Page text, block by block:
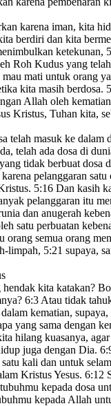
karena iman, kita
berdiri dan kita
ketekunan,
Roh Kudus yang
mau mati untuk orang
kita masih berdosa.
Allah oleh
Kristus, Tuhan kita,
telah masuk ke dalam
telah ada dosa di
tidak berbuat dosa
pelanggaran satu
5:16 Dan kasih
pelanggaran itu
dan anugerah
satu perbuatan
orang semua orang
limpah, 5:21 supaya,
kita katakan?
6:3 Atau tidak
dalam kematian,
yang sama dengan
hilang kuasanya,
juga dengan Dia.
satu kali dan untuk
Kristus Yesus. 6:12
kepada dosa
kepada Allah